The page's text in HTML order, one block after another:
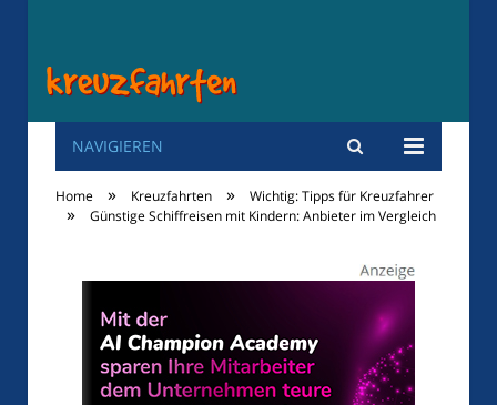
Kreuzfahrten
NAVIGIEREN
Home » Kreuzfahrten » Wichtig: Tipps für Kreuzfahrer
» Günstige Schiffreisen mit Kindern: Anbieter im Vergleich